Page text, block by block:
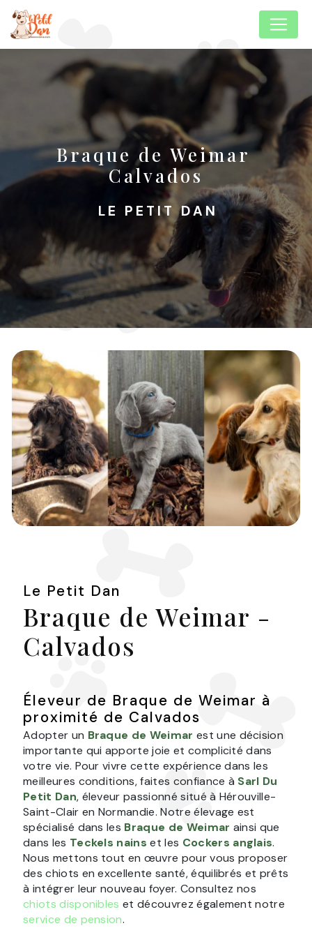
Braque de Weimar
Calvados
LE PETIT DAN
Le Petit Dan
Braque de Weimar -
Calvados
Éleveur de Braque de Weimar à
proximité de Calvados
Adopter un Braque de Weimar est une décision
importante qui apporte joie et complicité dans
votre vie. Pour vivre cette expérience dans les
meilleures conditions, faites confiance à Sarl Du
Petit Dan, éleveur passionné situé à Hérouville-
Saint-Clair en Normandie. Notre élevage est
spécialisé dans les Braque de Weimar ainsi que
dans les Teckels nains et les Cockers anglais.
Nous mettons tout en œuvre pour vous proposer
des chiots en excellente santé, équilibrés et prêts
à intégrer leur nouveau foyer. Consultez nos
chiots disponibles et découvrez également notre
service de pension.
Panneau de gestion des cookies